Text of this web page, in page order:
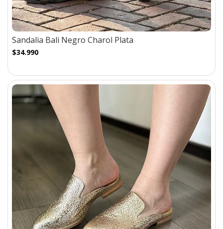
Sandalia Bali Negro Charol Plata
$34.990